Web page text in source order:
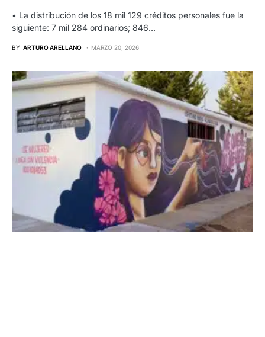
•⁠ ⁠La distribución de los 18 mil 129 créditos personales fue la
siguiente: 7 mil 284 ordinarios; 846…
BY ARTURO ARELLANO MARZO 20, 2026